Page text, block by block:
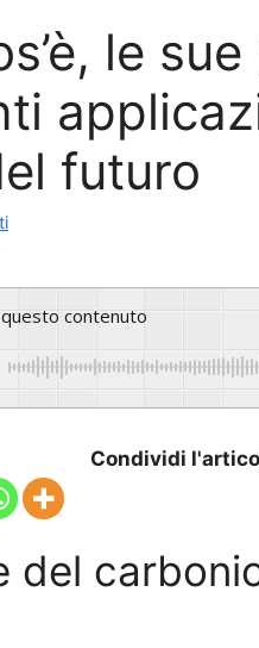
le
futuro
questo contenuto
Condividi
del